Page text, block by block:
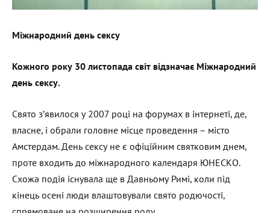
Міжнародний день сексу
Кожного року 30 листопада світ відзначає Міжнародний
день сексу.
Свято з’явилося у 2007 році на форумах в інтернеті, де,
власне, і обрали головне місце проведення – місто
Амстердам. День сексу не є офіційним святковим днем,
проте входить до міжнародного календаря ЮНЕСКО.
Схожа подія існувала ще в Давньому Римі, коли під
кінець осені люди влаштовували свято родючості,